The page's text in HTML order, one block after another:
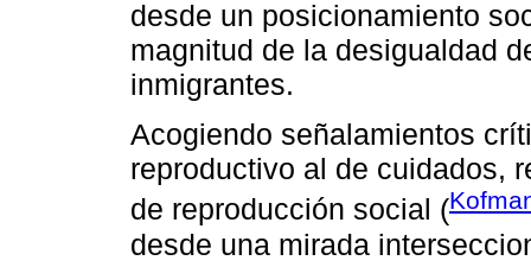
desde un posicionamiento
magnitud de la desigualdad
inmigrantes.
Acogiendo señalamientos
reproductivo al de cuidados,
de reproducción social (
desde una mirada